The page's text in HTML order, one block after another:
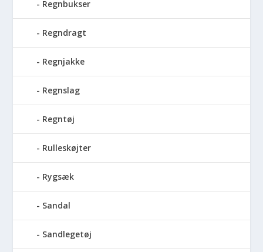
Regnbukser
Regndragt
Regnjakke
Regnslag
Regntøj
Rulleskøjter
Rygsæk
Sandal
Sandlegetøj